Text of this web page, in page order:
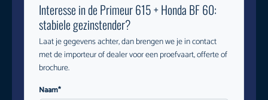
Interesse in de Primeur 615 + Honda BF 60:
stabiele gezinstender?
Laat je gegevens achter, dan brengen we je in contact
met de importeur of dealer voor een proefvaart, offerte of
brochure.
Naam*